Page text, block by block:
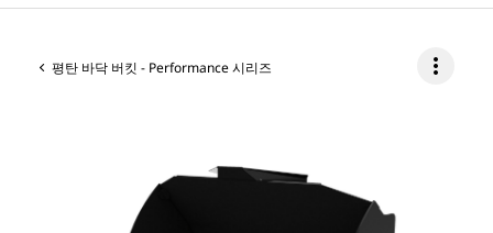
평탄 바닥 버킷 - Performance 시리즈 more_vert